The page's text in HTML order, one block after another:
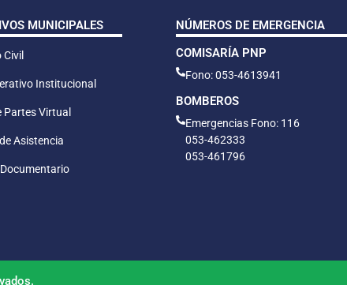
MUNICIPALES
Institucional
Partes Virtual
Asistencia
NÚMEROS DE EMERGENCIA
COMISARÍA PNP
Fono: 053-4613941
BOMBEROS
Emergencias Fono: 116
053-462333
053-461796